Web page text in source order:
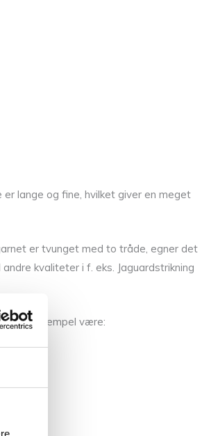
lange og fine, hvilket giver en meget
er tvunget med to tråde, egner det
kvaliteter i f. eks. Jaguardstrikning
for eksempel være: